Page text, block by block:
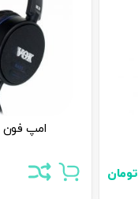
تومان
امپ فون Vox VGH Bass